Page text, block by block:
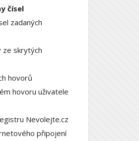
čísel
zadaných
ze skrytých
hovorů
hovoru uživatele
Nevolejte.cz
připojení